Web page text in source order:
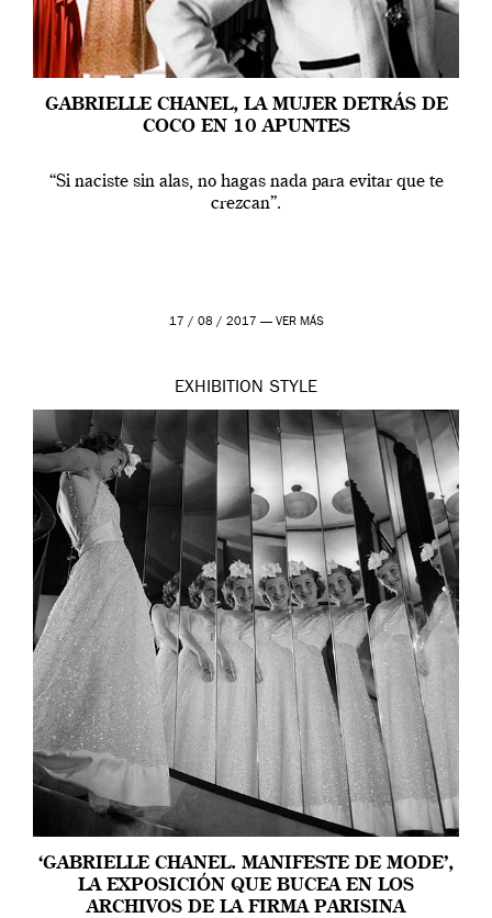
GABRIELLE CHANEL, LA MUJER DETRÁS DE
COCO EN 10 APUNTES
“Si naciste sin alas, no hagas nada para evitar que te
crezcan”.
17 / 08 / 2017 — VER MÁS
EXHIBITION STYLE
‘GABRIELLE CHANEL. MANIFESTE DE MODE’,
LA EXPOSICIÓN QUE BUCEA EN LOS
ARCHIVOS DE LA FIRMA PARISINA